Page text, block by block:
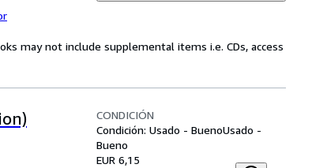
may not include supplemental items i.e. CDs, access
CONDICIÓN
Condición: Usado - BuenoUsado -
Bueno
EUR 6,15